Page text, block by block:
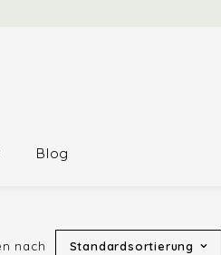
Blog
nach Standardsortierung